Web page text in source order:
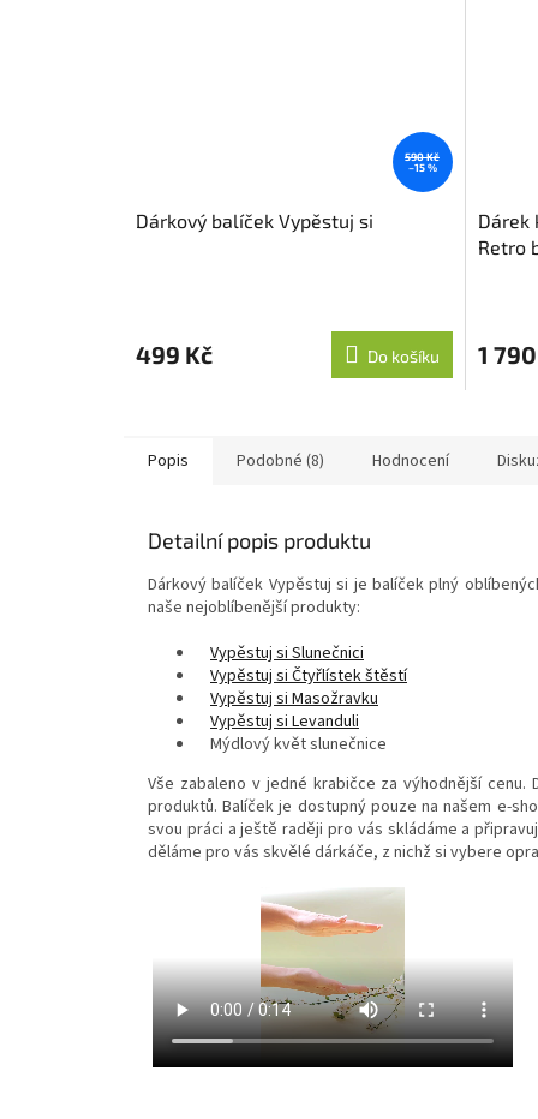
590 Kč
–15 %
Dárkový balíček Vypěstuj si
499 Kč Do košíku
Dárek
Retro
1
Popis Podobné (8) Hodnocení
Detailní popis produktu
Dárkový balíček Vypěstuj si je balíček plný
naše nejoblíbenější produkty:
Vypěstuj si Slunečnici
Vypěstuj si Čtyřlístek štěstí
Vypěstuj si Masožravku
Vypěstuj si Levanduli
Mýdlový květ slunečnice
Vše zabaleno v jedné krabičce za výhodnější
produktů. Balíček je dostupný pouze na našem e-
svou práci a ještě raději pro vás skládáme a
děláme pro vás skvělé dárkáče, z nichž si vybere